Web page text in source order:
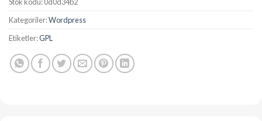
Kategoriler:Wordpress
Etiketler:GPL